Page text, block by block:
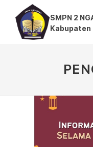
SMPN 2
Kabupaten